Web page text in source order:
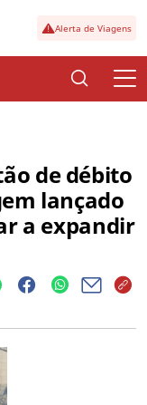
Alerta de Viagens
de débito
lançado
a expandir